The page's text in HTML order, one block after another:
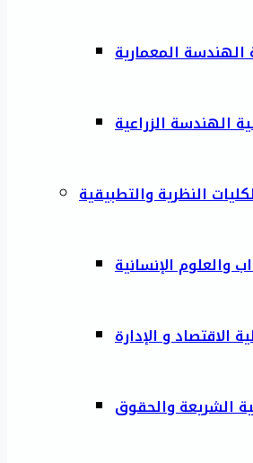
الهندسة المعمارية
الهندسة الزراعية
النظرية والتطبيقية
والعلوم الإنسانية
الاقتصاد و الإدارة
الشريعة والحقوق